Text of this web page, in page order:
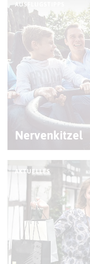
AUSFLUGSTIPPS
Nervenkitzel
AKTUELLES